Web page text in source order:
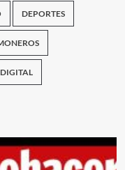
DEPORTES